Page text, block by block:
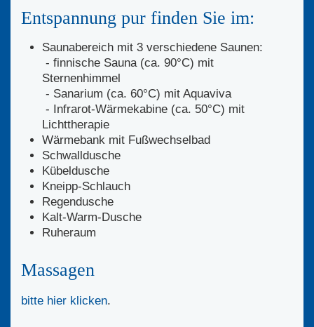
Entspannung pur finden Sie im:
Saunabereich mit 3 verschiedene Saunen:
- finnische Sauna (ca. 90°C) mit
Sternenhimmel
- Sanarium (ca. 60°C) mit Aquaviva
- Infrarot-Wärmekabine (ca. 50°C) mit
Lichttherapie
Wärmebank mit Fußwechselbad
Schwalldusche
Kübeldusche
Kneipp-Schlauch
Regendusche
Kalt-Warm-Dusche
Ruheraum
Massagen
bitte hier klicken.